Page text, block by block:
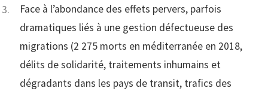
Face à l’abondance des effets pervers, parfois
dramatiques liés à une gestion défectueuse des
migrations (2 275 morts en méditerranée en 2018,
délits de solidarité, traitements inhumains et
dégradants dans les pays de transit, trafics des